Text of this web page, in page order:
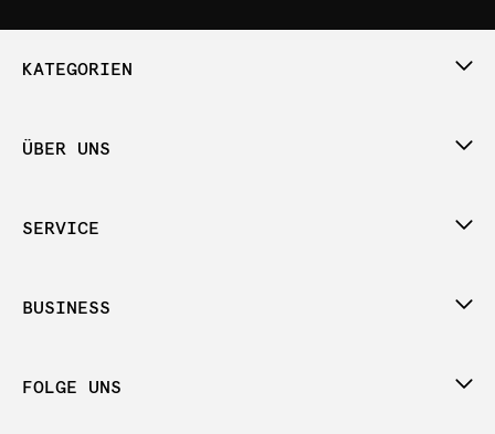
KATEGORIEN
ÜBER UNS
SERVICE
BUSINESS
FOLGE UNS